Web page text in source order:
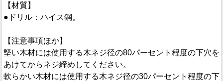
【材質】
●ドリル：ハイス鋼。
【注意事項ほか】
堅い木材には使用する木ネジ径の80パーセント程度の下穴を
あけてからネジ締めしてください。
軟らかい木材には使用する木ネジ径の30パーセント程度の下